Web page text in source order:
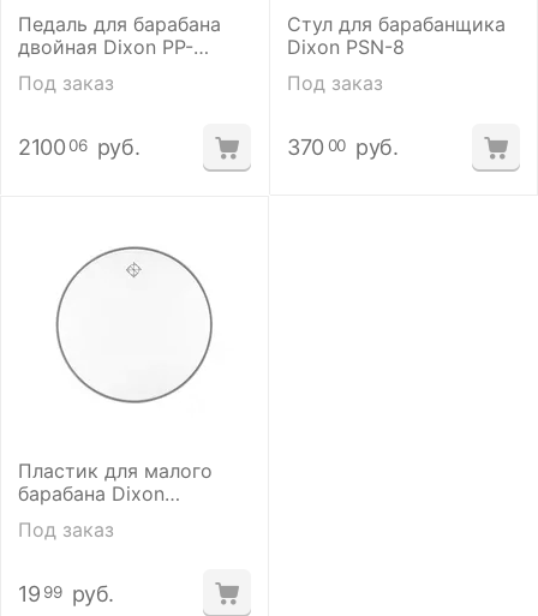
Педаль для барабана
двойная Dixon PP-
Под заказ
2100 06 руб.
Стул для барабанщика
Dixon PSN-8
Под заказ
370 00 руб.
Пластик для малого
барабана Dixon
Под заказ
19 99 руб.